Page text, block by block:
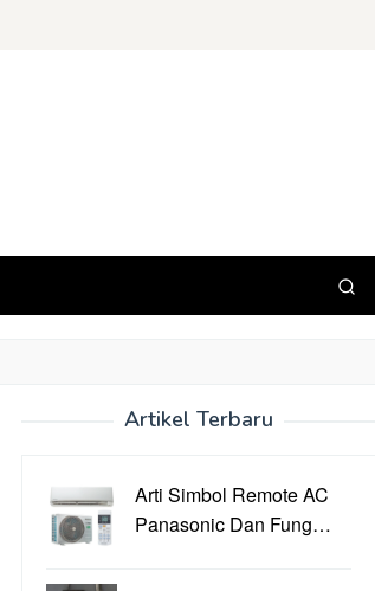
Artikel Terbaru
Arti Simbol Remote AC
Panasonic Dan Fung…